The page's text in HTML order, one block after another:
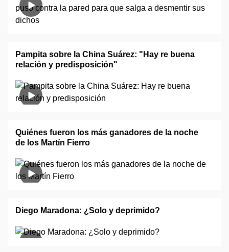
Pampita sobre la China Suárez: "Hay re buena
relación y predisposición"
Quiénes fueron los más ganadores de la noche
de los Martín Fierro
Diego Maradona: ¿Solo y deprimido?